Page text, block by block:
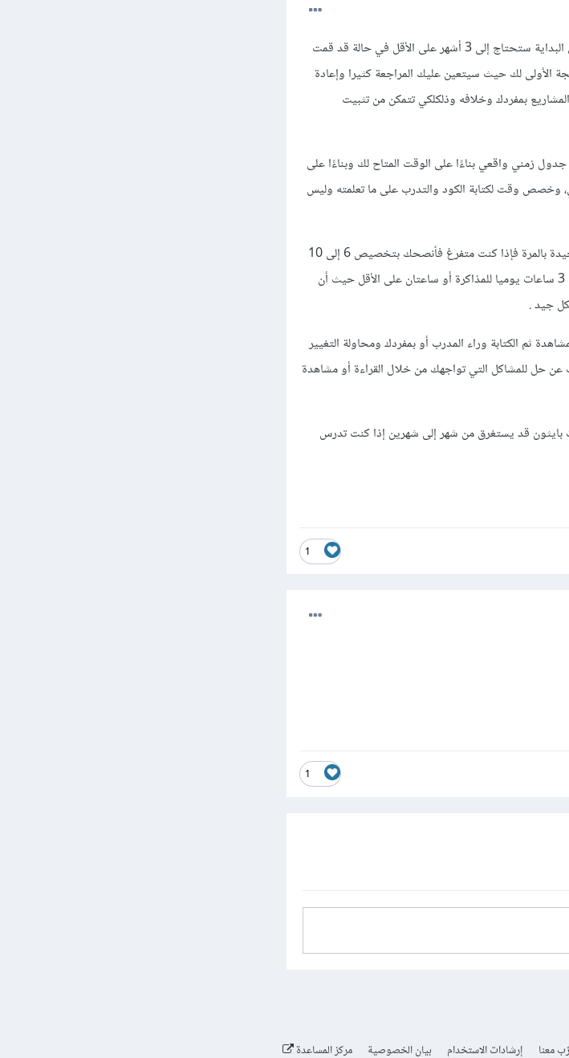
إذا كنت تقصد إنهاء دورة تطوير التطبيقات بلغة بايثون فأنت في البداية ستحتاج إلى 3 أشهر على الأقل في حالة قد قمت
الأولى لك حيث سيتعين عليك المراجعة كثيرا وإعادة
بمفردك وخلافه وذلكلكي تتمكن من تثبيت
زمني واقعي بناءًا على الوقت المتاح لك وبناءًا على
وخصص وقت لكتابة الكود والتدرب على ما تعلمته وليس
أما بخصوص الوقت فإن ساعة يوميا ليست كافية أبدا وليست جيدة بالمرة فإذا كنت متفرغ فأنصحك بتخصيص 6 إلى 10
ساعات يوميًا للمذاكرة أما إذا كنت غير متفرغ فيمكنك تخصيص 3 ساعات يوميا للمذاكرة أو ساعتان على الأقل حيث أن
جيد .
ثم الكتابة وراء المدرب أو بمفردك ومحاولة التغيير
حل للمشاكل التي تواجهك من خلال القراءة أو مشاهدة
بايثون قد يستغرق من شهر إلى شهرين إذا كنت تدرس
1
1
معنا إرشادات الاستخدام بيان الخصوصية مركز المساعدة